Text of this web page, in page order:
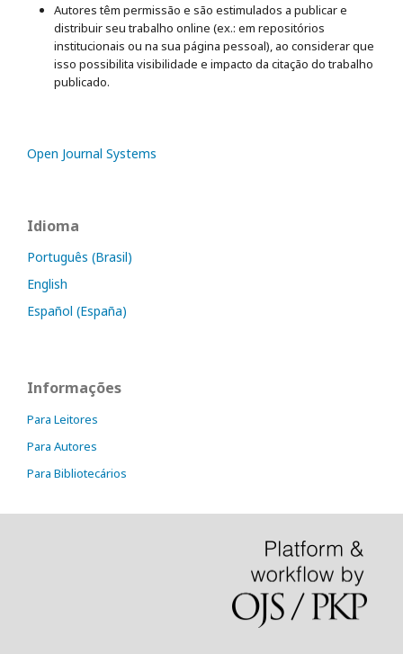
Autores têm permissão e são estimulados a publicar e
distribuir seu trabalho online (ex.: em repositórios
institucionais ou na sua página pessoal), ao considerar que
isso possibilita visibilidade e impacto da citação do trabalho
publicado.
Open Journal Systems
Idioma
Português (Brasil)
English
Español (España)
Informações
Para Leitores
Para Autores
Para Bibliotecários